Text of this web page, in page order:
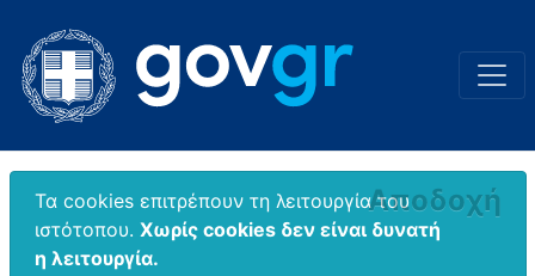
Τα cookies επιτρέπουν τη λειτουργία του
ιστότοπου. Χωρίς cookies δεν είναι δυνατή
η λειτουργία.
Αποδοχή